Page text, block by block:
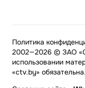
2002—2026 © ЗАО
использовании
«ctv.by» обязательна.
Политика